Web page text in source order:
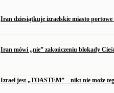
Iran dziesiątkuje izraelskie miasto
Iran mówi „nie” zakończeniu blokady
Izrael jest „TOASTEM” – nikt nie może